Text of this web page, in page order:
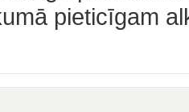
pieticīgam